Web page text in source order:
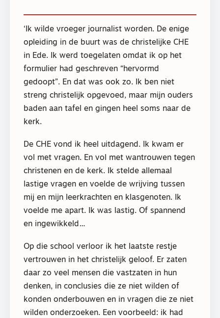
‘Ik wilde vroeger journalist worden. De enige
opleiding in de buurt was de christelijke CHE
in Ede. Ik werd toegelaten omdat ik op het
formulier had geschreven “hervormd
gedoopt”. En dat was ook zo. Ik ben niet
streng christelijk opgevoed, maar mijn ouders
baden aan tafel en gingen heel soms naar de
kerk.
De CHE vond ik heel uitdagend. Ik kwam er
vol met vragen. En vol met wantrouwen tegen
christenen en de kerk. Ik stelde allemaal
lastige vragen en voelde de wrijving tussen
mij en mijn leerkrachten en klasgenoten. Ik
voelde me apart. Ik was lastig. Of spannend
en ingewikkeld…
Op die school verloor ik het laatste restje
vertrouwen in het christelijk geloof. Er zaten
daar zo veel mensen die vastzaten in hun
denken, in conclusies die ze niet wilden of
konden onderbouwen en in vragen die ze niet
wilden onderzoeken. Een voorbeeld: ik had